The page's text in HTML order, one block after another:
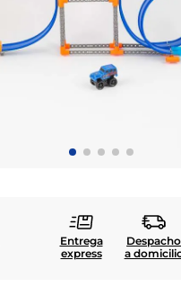
Entrega
express
Despacho
a